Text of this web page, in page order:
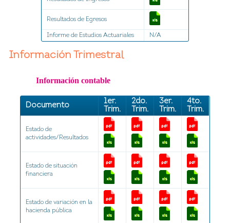
Resultados de Egresos
Informe de Estudios Actuariales N/A
Información Trimestral
Información contable
Documento
1er.
Trim.
2do.
Trim.
3er.
Trim.
4to.
Trim.
Estado de
actividades/Resultados
Estado de situación
financiera
Estado de variación en la
hacienda pública